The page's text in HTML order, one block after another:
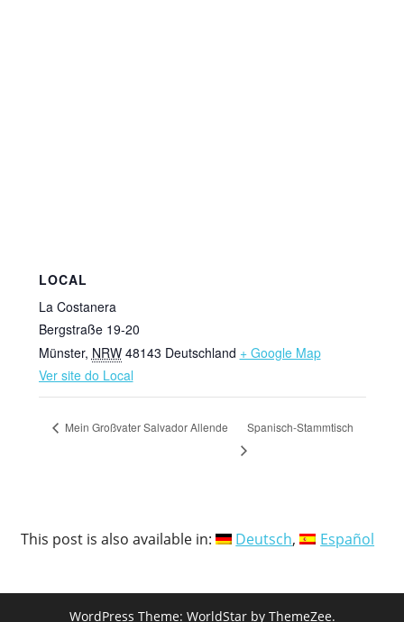
LOCAL
La Costanera
Bergstraße 19-20
Münster, NRW 48143 Deutschland + Google Map
Ver site do Local
Mein Großvater Salvador Allende Spanisch-Stammtisch
This post is also available in: Deutsch Español
WordPress Theme: WorldStar by ThemeZee.